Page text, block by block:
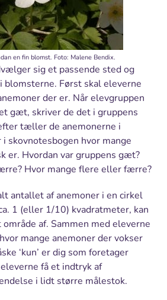
en fin blomst. Foto: Malene Bendix.
sig et passende sted og
Først skal eleverne
der er. Når elevgruppen
gæt, skriver de det i gruppens
tæller de anemonerne i
skovnotesbogen hvor mange
er. Hvordan var gruppens gæt?
Hvor mange flere eller færre?
antallet af anemoner i en cirkel
1 (eller 1/10) kvadratmeter, kan
af. Sammen med eleverne
mange anemoner der vokser
‘kun’ er dig som foretager
få et indtryk af
i lidt større målestok.